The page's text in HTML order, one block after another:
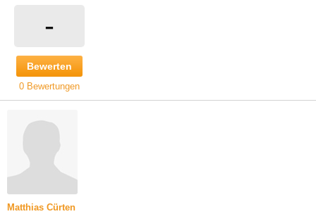
-
Bewerten
0 Bewertungen
Matthias Cürten